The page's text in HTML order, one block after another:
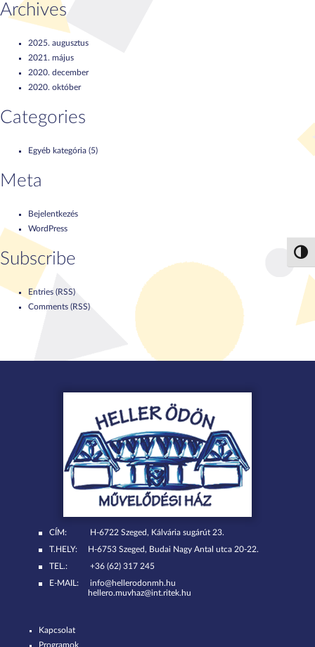
Archives
2025. augusztus
2021. május
2020. december
2020. október
Categories
Egyéb kategória (5)
Meta
Bejelentkezés
WordPress
Subscribe
Entries (RSS)
Comments (RSS)
CÍM:
H-6722 Szeged, Kálvária sugárút 23.
T.HELY:
H-6753 Szeged, Budai Nagy Antal utca 20-22.
TEL.:
+36 (62) 317 245
E-MAIL:
info@hellerodonmh.hu
hellero.muvhaz@int.ritek.hu
Kapcsolat
Programok